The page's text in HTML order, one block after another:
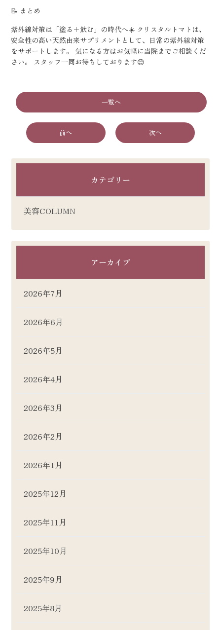
📝 まとめ
紫外線対策は「塗る＋飲む」の時代へ☀️ クリスタルトマトは、
安全性の高い天然由来サプリメントとして、日常の紫外線対策
をサポートします。 気になる方はお気軽に当院までご相談くだ
さい。 スタッフ一同お待ちしております😊
前へ
一覧へ
次へ
カテゴリー
美容COLUMN
アーカイブ
2026年7月
2026年6月
2026年5月
2026年4月
2026年3月
2026年2月
2026年1月
2025年12月
2025年11月
2025年10月
2025年9月
2025年8月